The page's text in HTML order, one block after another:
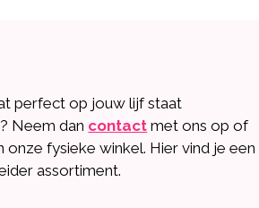
perfect op jouw lijf staat
Neem dan contact met ons op of
onze fysieke winkel. Hier vind je een
assortiment.